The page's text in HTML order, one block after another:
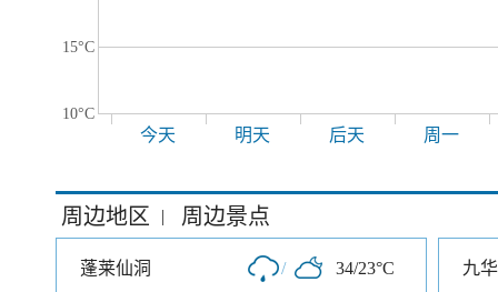
15°C
10°C
今天 明天 后天 周一
周边地区 | 周边景点
蓬莱仙洞 / 34/23°C 九